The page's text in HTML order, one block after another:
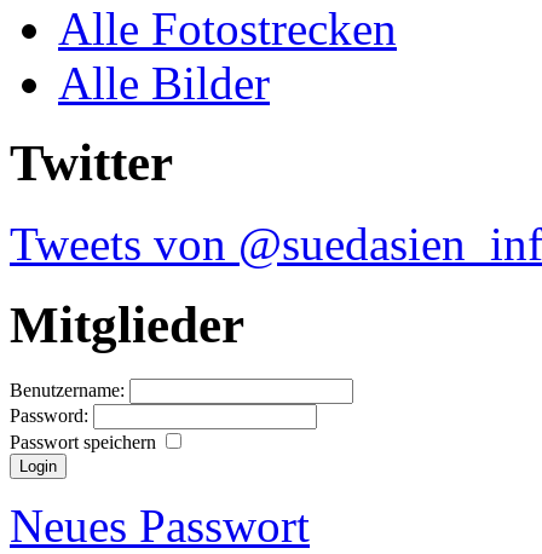
Alle Fotostrecken
Alle Bilder
Twitter
Tweets von
Mitglieder
Benutzername:
Password:
Passwort speichern
Neues Passwort